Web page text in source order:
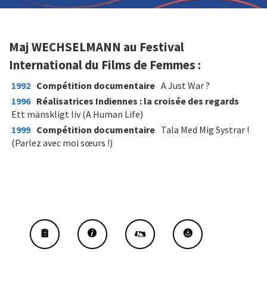
Maj WECHSELMANN au Festival
International du Films de Femmes :
1992 Compétition documentaire A Just War ?
1996 Réalisatrices Indiennes : la croisée des regards
Ett mänskligt liv (A Human Life)
1999 Compétition documentaire Tala Med Mig Systrar !
(Parlez avec moi sœurs !)